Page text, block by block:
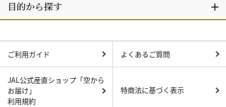
ご利用ガイド よくあるご質問
JAL公式産直ショップ「空から
お届け」
利用規約
特商法に基づく表示